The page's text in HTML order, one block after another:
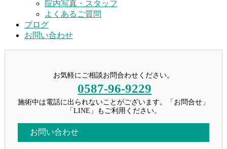
院内写真・スタッフ
よくあるご質問
ブログ
お問い合わせ
お気軽にご相談お問合わせください。
0587-96-9229
施術中は電話に出られないことがございます。「お問合せ」
「LINE」もご利用ください。
お問い合わせ